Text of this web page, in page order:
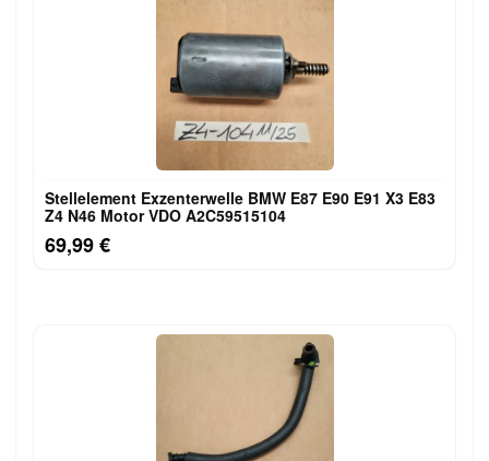
Stellelement Exzenterwelle BMW E87 E90 E91 X3 E83
Z4 N46 Motor VDO A2C59515104
69,99 €